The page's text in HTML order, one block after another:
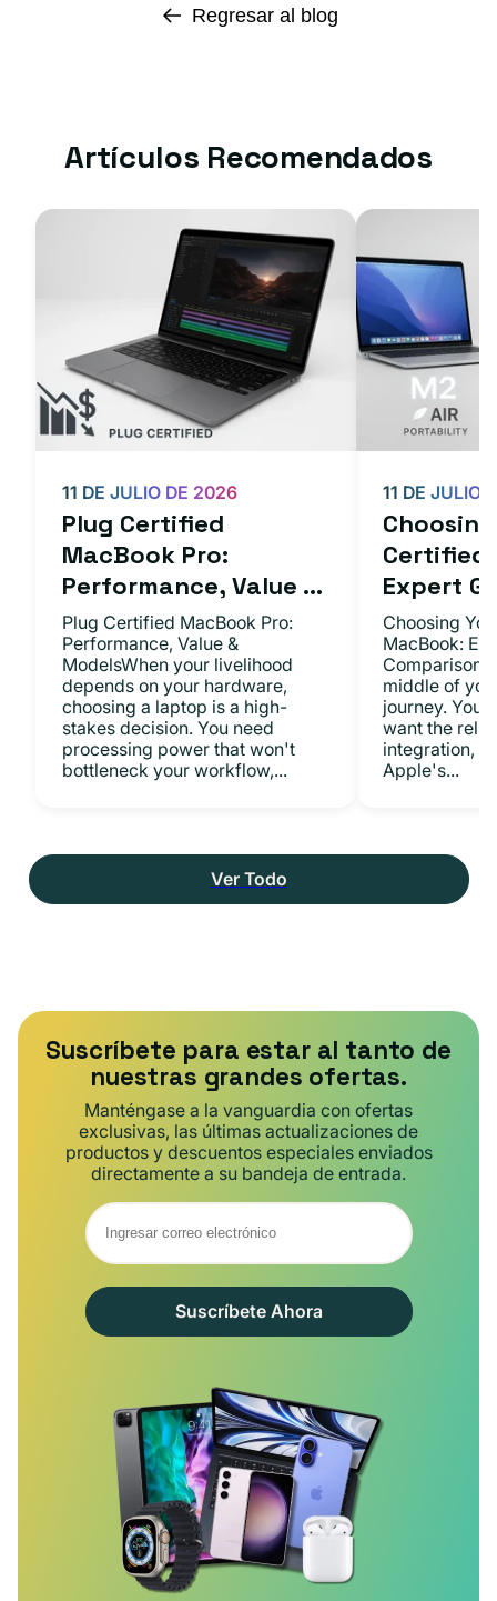
Regresar al blog
Artículos Recomendados
Plug Certified
MacBook Pro:
Performance, Value ...
11 DE JULIO DE 2026
Plug Certified MacBook Pro:
Performance, Value &
ModelsWhen your livelihood
depends on your hardware,
choosing a laptop is a high-
stakes decision. You need
processing power that won't
bottleneck your workflow,...
Certified
Expert
11 DE JULIO
Choosing
MacBook:
middle of
journey. You
want the
integration,
Apple's...
Ver Todo
Suscríbete para estar al tanto de
nuestras grandes ofertas.
Manténgase a la vanguardia con ofertas
exclusivas, las últimas actualizaciones de
productos y descuentos especiales enviados
directamente a su bandeja de entrada.
Suscríbete Ahora